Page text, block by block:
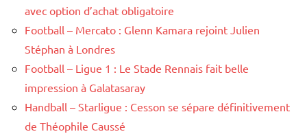
avec option d’achat obligatoire
Football – Mercato : Glenn Kamara rejoint Julien
Stéphan à Londres
Football – Ligue 1 : Le Stade Rennais fait belle
impression à Galatasaray
Handball – Starligue : Cesson se sépare définitivement
de Théophile Caussé